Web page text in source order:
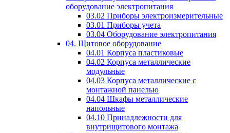
оборудование электропитания
03.02 Приборы электроизмерительные
03.01 Приборы учета
03.04 Оборудование электропитания
04. Щитовое оборудование
04.01 Корпуса пластиковые
04.02 Корпуса металлические
модульные
04.03 Корпуса металлические с
монтажной панелью
04.04 Шкафы металлические
напольные
04.10 Принадлежности для
внутрищитового монтажа